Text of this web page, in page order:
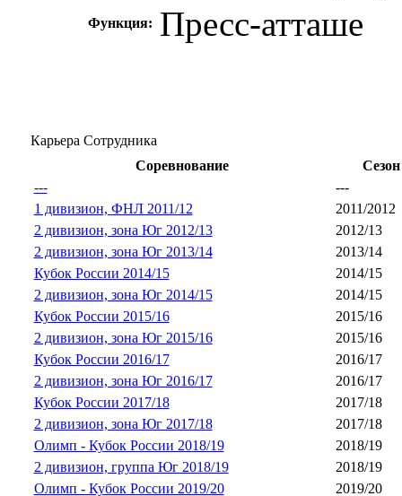
Функция: Пресс-атташе
Карьера Сотрудника
Соревнование
Сезон
---
---
1 дивизион, ФНЛ 2011/12
2011/2012
2 дивизион, зона Юг 2012/13
2012/13
2 дивизион, зона Юг 2013/14
2013/14
Кубок России 2014/15
2014/15
2 дивизион, зона Юг 2014/15
2014/15
Кубок России 2015/16
2015/16
2 дивизион, зона Юг 2015/16
2015/16
Кубок России 2016/17
2016/17
2 дивизион, зона Юг 2016/17
2016/17
Кубок России 2017/18
2017/18
2 дивизион, зона Юг 2017/18
2017/18
Олимп - Кубок России 2018/19
2018/19
2 дивизион, группа Юг 2018/19
2018/19
Олимп - Кубок России 2019/20
2019/20